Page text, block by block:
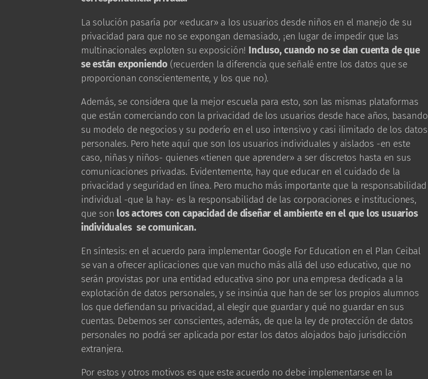
La solución pasaría por «educar» a los usuarios desde niños en el manejo de su
privacidad para que no se expongan demasiado, ¡en lugar de impedir que las
multinacionales exploten su exposición! Incluso, cuando no se dan cuenta de que
se están exponiendo (recuerden la diferencia que señalé entre los datos que se
proporcionan conscientemente, y los que no).
Además, se considera que la mejor escuela para esto, son las mismas plataformas
que están comerciando con la privacidad de los usuarios desde hace años, basando
su modelo de negocios y su poderío en el uso intensivo y casi ilimitado de los datos
personales. Pero hete aquí que son los usuarios individuales y aislados -en este
caso, niñas y niños- quienes «tienen que aprender» a ser discretos hasta en sus
comunicaciones privadas. Evidentemente, hay que educar en el cuidado de la
privacidad y seguridad en línea. Pero mucho más importante que la responsabilidad
individual -que la hay- es la responsabilidad de las corporaciones e instituciones,
que son los actores con capacidad de diseñar el ambiente en el que los usuarios
individuales se comunican.
En síntesis: en el acuerdo para implementar Google For Education en el Plan Ceibal
se van a ofrecer aplicaciones que van mucho más allá del uso educativo, que no
serán provistas por una entidad educativa sino por una empresa dedicada a la
explotación de datos personales, y se insinúa que han de ser los propios alumnos
los que defiendan su privacidad, al elegir que guardar y qué no guardar en sus
cuentas. Debemos ser conscientes, además, de que la ley de protección de datos
personales no podrá ser aplicada por estar los datos alojados bajo jurisdicción
extranjera.
Por estos y otros motivos es que este acuerdo no debe implementarse en la